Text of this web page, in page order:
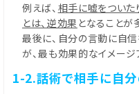
例えば、 相手に嘘をついた
とは、逆効果 となることが
最後に、自分の言動に自信
が、最も効果的なイメージ
1-2.話術で相手に自